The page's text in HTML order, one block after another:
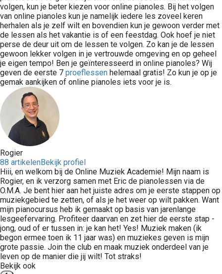
volgen, kun je beter kiezen voor online pianoles. Bij het volgen
van online pianoles kun je namelijk iedere les zoveel keren
herhalen als je zelf wilt en bovendien kun je gewoon verder met
de lessen als het vakantie is of een feestdag. Ook hoef je niet
perse de deur uit om de lessen te volgen. Zo kan je de lessen
gewoon lekker volgen in je vertrouwde omgeving en op geheel
je eigen tempo! Ben je geïnteresseerd in online pianoles? Wij
geven de eerste 7 proeflessen helemaal gratis! Zo kun je op je
gemak aankijken of online pianoles iets voor je is.
Rogier
88 artikelenBekijk profiel
Hiii, en welkom bij de Online Muziek Academie! Mijn naam is
Rogier, en ik verzorg samen met Eric de pianolessen via de
O.M.A. Je bent hier aan het juiste adres om je eerste stappen op
muziekgebied te zetten, of als je het weer op wilt pakken. Want
mijn pianocursus heb ik gemaakt op basis van jarenlange
lesgeefervaring. Profiteer daarvan en zet hier de eerste stap -
jong, oud of er tussen in: je kan het! Yes! Muziek maken (ik
begon ermee toen ik 11 jaar was) en muziekes geven is mijn
grote passie. Join the club en maak muziek onderdeel van je
leven op de manier die jij wilt! Tot straks!
Bekijk ook